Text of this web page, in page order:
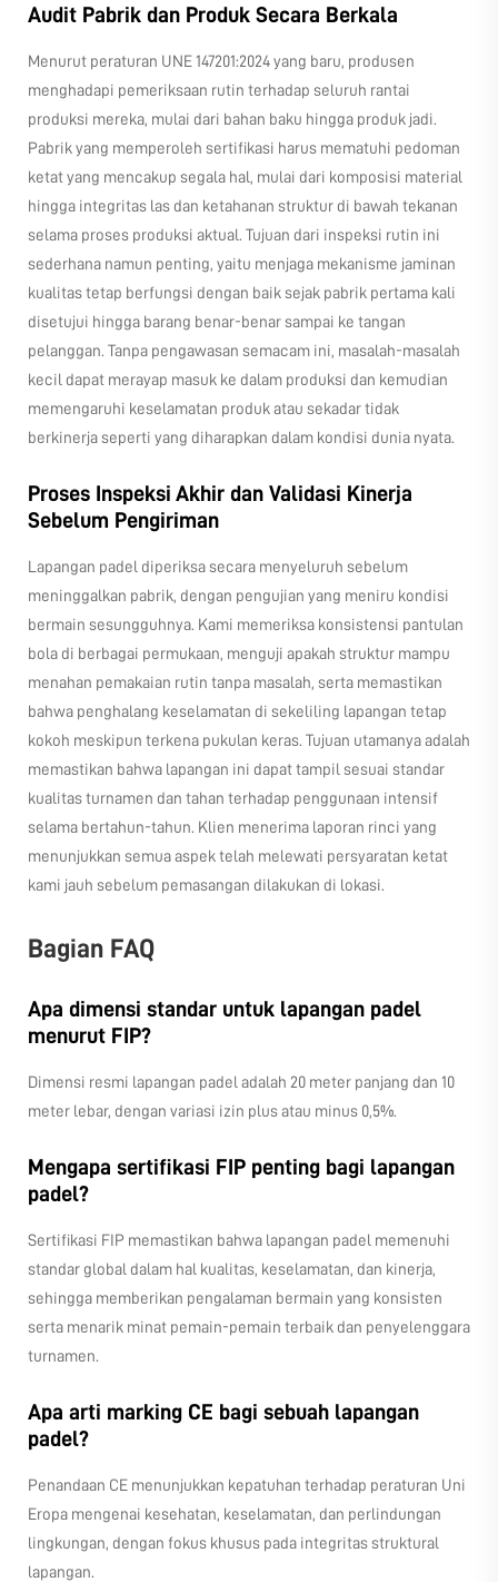
Audit Pabrik dan Produk Secara Berkala
Menurut peraturan UNE 147201:2024 yang baru, produsen
menghadapi pemeriksaan rutin terhadap seluruh rantai
produksi mereka, mulai dari bahan baku hingga produk jadi.
Pabrik yang memperoleh sertifikasi harus mematuhi pedoman
ketat yang mencakup segala hal, mulai dari komposisi material
hingga integritas las dan ketahanan struktur di bawah tekanan
selama proses produksi aktual. Tujuan dari inspeksi rutin ini
sederhana namun penting, yaitu menjaga mekanisme jaminan
kualitas tetap berfungsi dengan baik sejak pabrik pertama kali
disetujui hingga barang benar-benar sampai ke tangan
pelanggan. Tanpa pengawasan semacam ini, masalah-masalah
kecil dapat merayap masuk ke dalam produksi dan kemudian
memengaruhi keselamatan produk atau sekadar tidak
berkinerja seperti yang diharapkan dalam kondisi dunia nyata.
Proses Inspeksi Akhir dan Validasi Kinerja
Sebelum Pengiriman
Lapangan padel diperiksa secara menyeluruh sebelum
meninggalkan pabrik, dengan pengujian yang meniru kondisi
bermain sesungguhnya. Kami memeriksa konsistensi pantulan
bola di berbagai permukaan, menguji apakah struktur mampu
menahan pemakaian rutin tanpa masalah, serta memastikan
bahwa penghalang keselamatan di sekeliling lapangan tetap
kokoh meskipun terkena pukulan keras. Tujuan utamanya adalah
memastikan bahwa lapangan ini dapat tampil sesuai standar
kualitas turnamen dan tahan terhadap penggunaan intensif
selama bertahun-tahun. Klien menerima laporan rinci yang
menunjukkan semua aspek telah melewati persyaratan ketat
kami jauh sebelum pemasangan dilakukan di lokasi.
Bagian FAQ
Apa dimensi standar untuk lapangan padel
menurut FIP?
Dimensi resmi lapangan padel adalah 20 meter panjang dan 10
meter lebar, dengan variasi izin plus atau minus 0,5%.
Mengapa sertifikasi FIP penting bagi lapangan
padel?
Sertifikasi FIP memastikan bahwa lapangan padel memenuhi
standar global dalam hal kualitas, keselamatan, dan kinerja,
sehingga memberikan pengalaman bermain yang konsisten
serta menarik minat pemain-pemain terbaik dan penyelenggara
turnamen.
Apa arti marking CE bagi sebuah lapangan
padel?
Penandaan CE menunjukkan kepatuhan terhadap peraturan Uni
Eropa mengenai kesehatan, keselamatan, dan perlindungan
lingkungan, dengan fokus khusus pada integritas struktural
lapangan.